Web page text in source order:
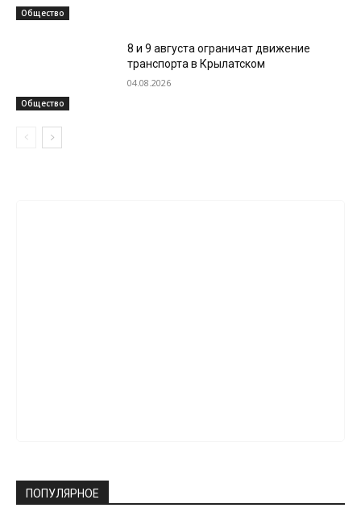
Общество
Общество
8 и 9 августа ограничат движение
транспорта в Крылатском
04.08.2026
ПОПУЛЯРНОЕ